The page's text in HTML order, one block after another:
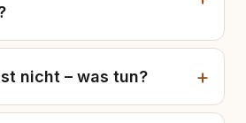
nicht – was tun?